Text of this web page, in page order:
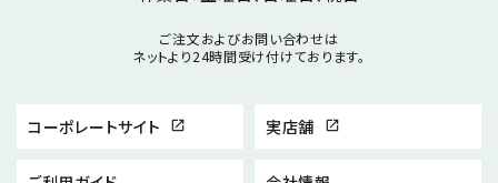
ご注文およびお問い合わせは
ネットより24時間受け付けております。
コーポレートサイト open_in_new 実店舗 open_in_new